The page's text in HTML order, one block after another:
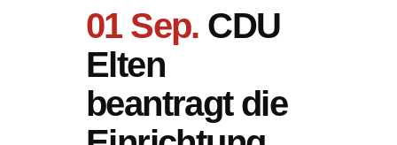
01 Sep. CDU
Elten
beantragt die